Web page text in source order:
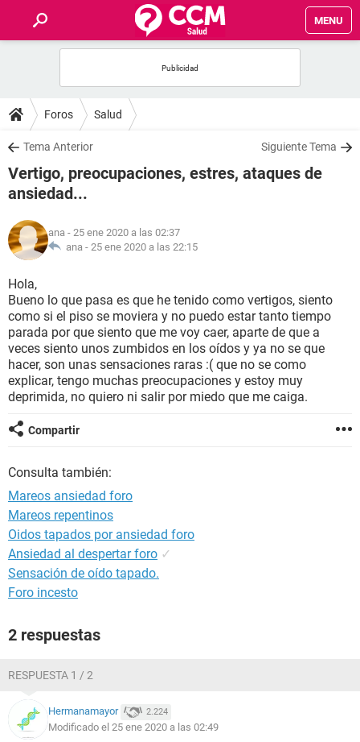
MENU
FOROS
SALUD
FAMILIA
NUTRICIÓN
SEXUALIDAD
GLOSARIO
Foros Salud
Tema Anterior Siguiente Tema
Vertigo, preocupaciones, estres, ataques de
ansiedad...
ana - 25 ene 2020 a las 02:37
ana - 25 ene 2020 a las 22:15
Hola,
Bueno lo que pasa es que he tenido como vertigos, siento
como si el piso se moviera y no puedo estar tanto tiempo
parada por que siento que me voy caer, aparte de que a
veces siento unos zumbidos en los oídos y ya no se que
hacer, son unas sensaciones raras :( que no se como
explicar, tengo muchas preocupaciones y estoy muy
deprimida, no quiero ni salir por miedo que me caiga.
Compartir
Consulta también:
Mareos ansiedad foro
Mareos repentinos
Oidos tapados por ansiedad foro
Ansiedad al despertar foro ✓
Sensación de oído tapado.
Foro incesto
2 respuestas
RESPUESTA 1 / 2
Hermanamayor 2.224
Modificado el 25 ene 2020 a las 02:49